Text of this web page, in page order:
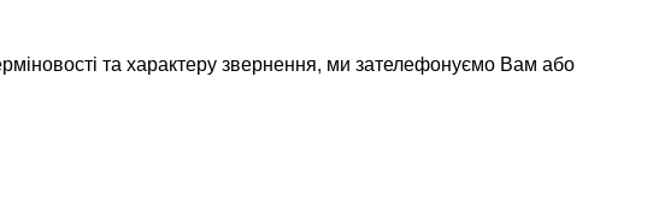
та характеру звернення, ми зателефонуємо Вам або